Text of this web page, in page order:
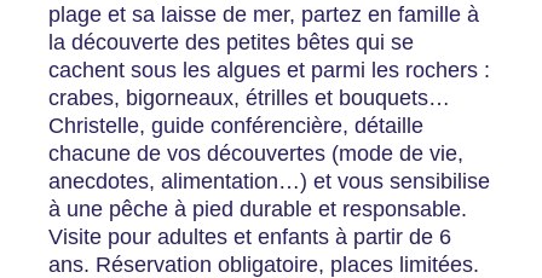
plage et sa laisse de mer, partez en famille à
la découverte des petites bêtes qui se
cachent sous les algues et parmi les rochers :
crabes, bigorneaux, étrilles et bouquets…
Christelle, guide conférencière, détaille
chacune de vos découvertes (mode de vie,
anecdotes, alimentation…) et vous sensibilise
à une pêche à pied durable et responsable.
Visite pour adultes et enfants à partir de 6
ans. Réservation obligatoire, places limitées.